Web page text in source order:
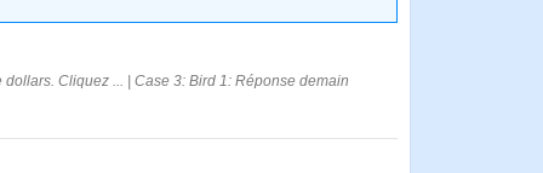
Cliquez ... | Case 3: Bird 1: Réponse demain